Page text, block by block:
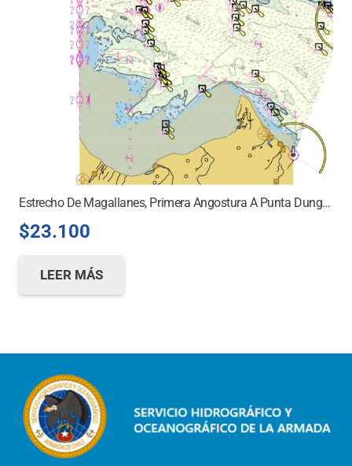
Estrecho De Magallanes, Primera Angostura A Punta Dungeness
$23.100
LEER MÁS